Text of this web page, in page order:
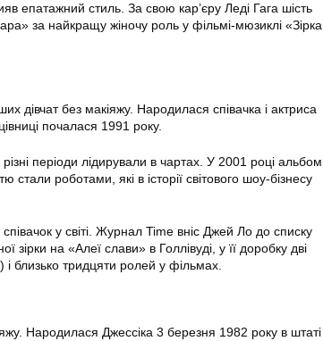
епатажний стиль. За свою кар’єру Леді Гага шість
за найкращу жіночу роль у фільмі-мюзиклі «Зірка
дівчат без макіяжу. Народилася співачка і актриса
почалася 1991 року.
періоди лідирували в чартах. У 2001 році альбом
роботами, які в історії світового шоу-бізнесу
у світі. Журнал Time вніс Джей Ло до списку
зірки на «Алеї слави» в Голлівуді, у її доробку дві
і близько тридцяти ролей у фільмах.
Народилася Джессіка 3 березня 1982 року в штаті